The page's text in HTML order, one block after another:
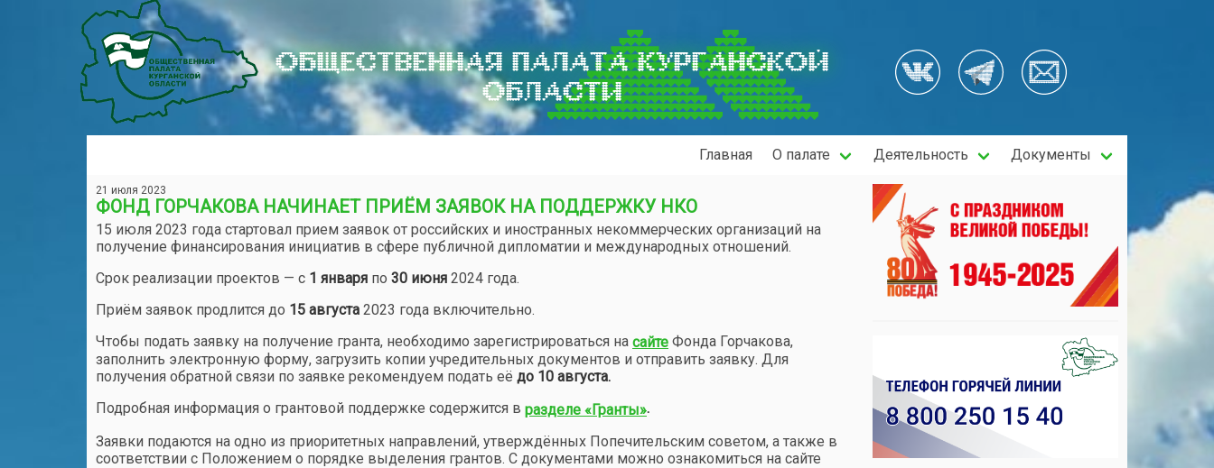
ОБЩЕСТВЕННАЯ ПАЛАТА КУРГАНСКОЙ
ОБЛАСТИ
Главная О палате Деятельность Документы
21 июля 2023
ФОНД ГОРЧАКОВА НАЧИНАЕТ ПРИЁМ ЗАЯВОК НА ПОДДЕРЖКУ НКО
15 июля 2023 года стартовал прием заявок от российских и иностранных некоммерческих организаций на
получение финансирования инициатив в сфере публичной дипломатии и международных отношений.
Срок реализации проектов — с 1 января по 30 июня 2024 года.
Приём заявок продлится до 15 августа 2023 года включительно.
Чтобы подать заявку на получение гранта, необходимо зарегистрироваться на сайте Фонда Горчакова,
заполнить электронную форму, загрузить копии учредительных документов и отправить заявку. Для
получения обратной связи по заявке рекомендуем подать её до 10 августа.
Подробная информация о грантовой поддержке содержится в разделе «Гранты».
Заявки подаются на одно из приоритетных направлений, утверждённых Попечительским советом, а также в
соответствии с Положением о порядке выделения грантов. С документами можно ознакомиться на сайте